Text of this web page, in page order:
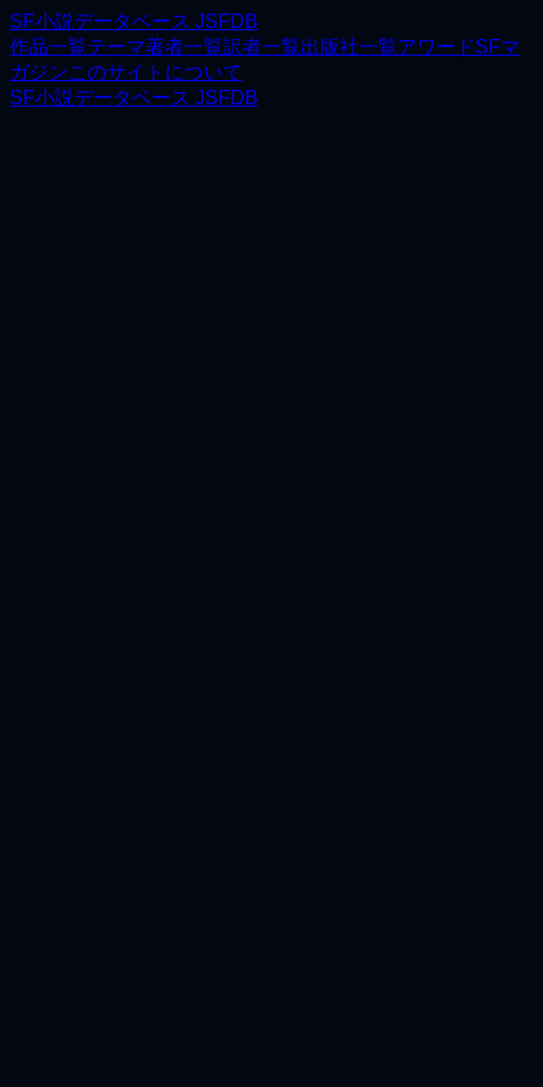
SF小説データベース JSFDB
作品一覧テーマ著者一覧訳者一覧出版社一覧アワードSFマ
ガジンこのサイトについて
SF小説データベース JSFDB